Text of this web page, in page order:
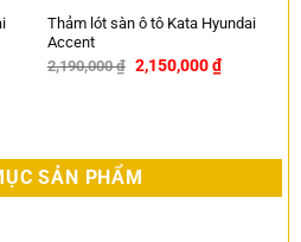
Thảm lót sàn ô tô Kata Hyundai
Accent
2,190,000₫ 2,150,000₫
SẢN PHẨM